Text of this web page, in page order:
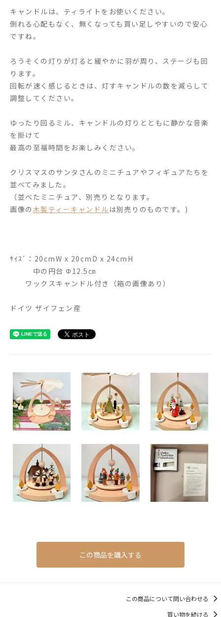
キャンドルは、ティライトをお使いください。
倒れる心配もなく、無くなっても買い足しやすいので安心
ですね。
ろうそくの灯りが灯ると緩やかに羽が周り、ステージも回
ります。
回転が速く感じるときは、灯すキャンドルの数を減らして
調整してください。
ゆったり回るミル、キャンドルの灯りとともに静かな音楽
を掛けて
最高の至福時間をお楽しみください。
クリスマスのサンタさんのミニチュアやフィギュアたちを
並べてみました。
（並べたミニチュア、別売りとなります。
画像の 木製ティーキャンドル は別売りのものです。)
ｻｲｽﾞ：20cmW x 20cmD x 24cmH
中の円台 Φ12.5㎝
ワックスキャンドル付き（箱の画像あり）
ドイツ ザイフェン産
この商品を購入する
この商品について問い合わせる
買い物を続ける